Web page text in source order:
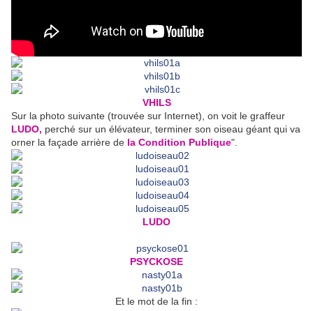
VHILS
Sur la photo suivante (trouvée sur Internet), on voit le graffeur
LUDO, perché sur un élévateur, terminer son oiseau géant qui va
orner la façade arrière de la Condition Publique".
LUDO
PSYCKOSE
Et le mot de la fin :